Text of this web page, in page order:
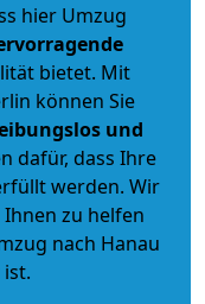
hier Umzug
bietet. Mit
können Sie
und
dafür, dass Ihre
werden. Wir
zu helfen
nach Hanau